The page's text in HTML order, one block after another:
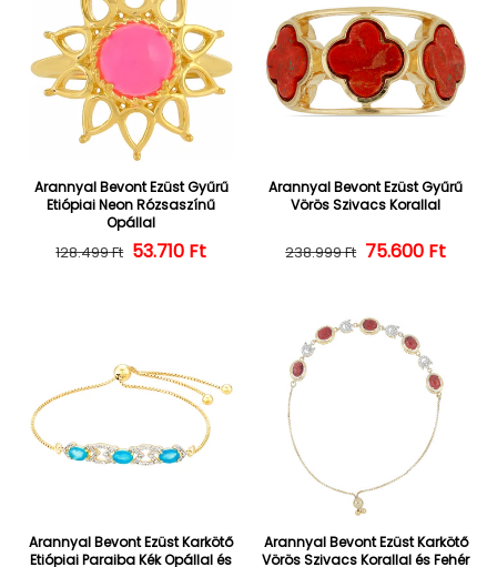
Arannyal Bevont Ezüst Gyűrű
Etiópiai Neon Rózsaszínű
Opállal
Normál ár
128.499 Ft Kedvezményes ár
53.710 Ft
Arannyal Bevont Ezüst Gyűrű
Vörös Szivacs Korallal
Normál ár
238.999 Ft 75.600 Ft
Arannyal Bevont Ezüst Karkötő
Etiópiai Paraiba Kék Opállal és
Arannyal Bevont Ezüst Karkötő
Vörös Szivacs Korallal és Fehér